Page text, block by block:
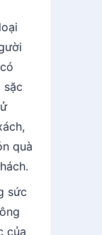
sặc
quà
sức
của